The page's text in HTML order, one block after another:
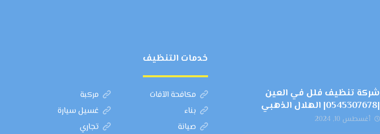
شركة تنظيف فلل في العين
|0545307678| الهلال الذهبي
أغسطس 10, 2024
خدمات التنظيف
مكافحة الآفات
مركبة
بناء
غسيل سيارة
صيانة
تجاري